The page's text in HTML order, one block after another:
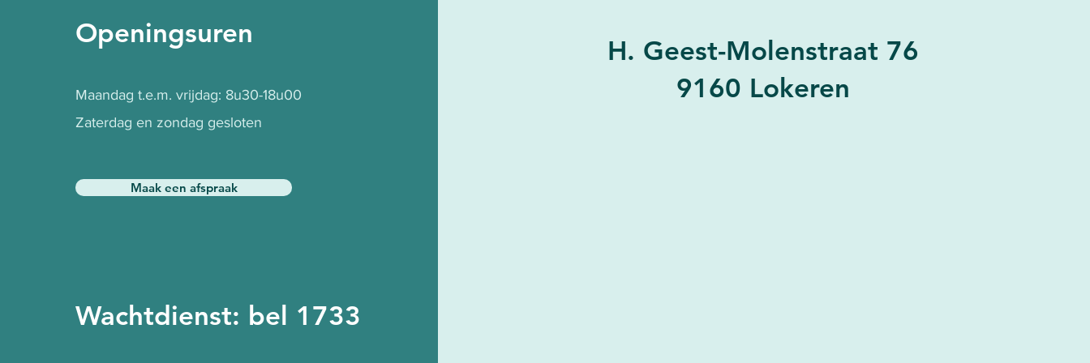
Openingsuren
Maandag t.e.m. vrijdag: 8u30-18u00
Zaterdag en zondag gesloten
Maak een afspraak
Wachtdienst: bel 1733
H. Geest-Molenstraat 76
9160 Lokeren